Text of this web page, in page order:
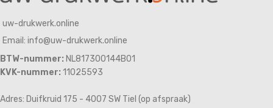
uw-drukwerk.online
Email: info@uw-drukwerk.online
BTW-nummer: NL817300144B01
KVK-nummer: 11025593
Adres: Duifkruid 175 - 4007 SW Tiel (op afspraak)